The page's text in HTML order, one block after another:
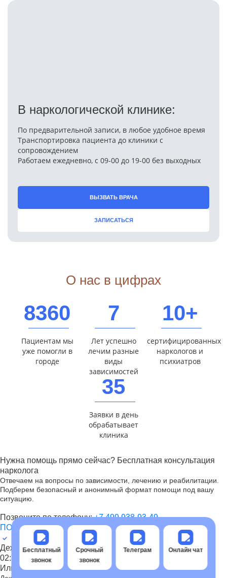
В наркологической клинике:
По предварительной записи, в любое удобное время
Транспортировка пациента до клиники с
сопровождением
Работаем ежедневно, с 09-00 до 19-00 без выходных
ВЫЗВАТЬ ВРАЧА
ЗАПИСАТЬСЯ
О нас в цифрах
8360
Пациентам мы
уже помогли в
городе
7
Лет успешно
лечим разные
виды
зависимостей
10+
сертифицированных
наркологов и
психиатров
35
Заявки в день
обрабатывает
клиника
Нужна помощь прямо сейчас? Бесплатная консультация
нарколога
Отвечаем на вопросы по зависимости, лечению и реабилитации.
Подберем безопасный и анонимный формат помощи под вашу
ситуацию.
Позвоните по телефону:+7 499 938-93-49
ПОЗВОНИТЬ СЕЙЧАС
НАПИСАТЬ В TELEGRAM
10+ лет опыта 5 000
консультаций
Дежурный оператор примет заявку в течение:
02:20
Или закажите срочный обратный звонок
Бесплатный
звонок
Срочный
звонок
Телеграм Онлайн чат